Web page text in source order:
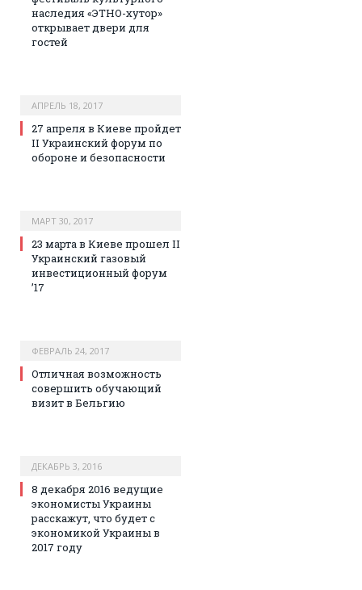
наследия «ЭТНО-хутор»
открывает двери для
гостей
АПРЕЛЬ 18, 2017
27 апреля в Киеве пройдет
II Украинский форум по
обороне и безопасности
МАРТ 30, 2017
23 марта в Киеве прошел II
Украинский газовый
инвестиционный форум
’17
ФЕВРАЛЬ 24, 2017
Отличная возможность
совершить обучающий
визит в Бельгию
ДЕКАБРЬ 3, 2016
8 декабря 2016 ведущие
экономисты Украины
расскажут, что будет с
экономикой Украины в
2017 году